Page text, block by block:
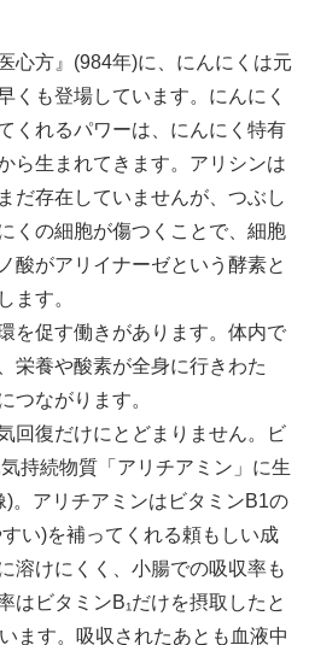
心方』(984年)に、にんにくは元
くも登場しています。にんにく
くれるパワーは、にんにく特有
ら生まれてきます。アリシンは
だ存在していませんが、つぶし
くの細胞が傷つくことで、細胞
酸がアリイナーゼという酵素と
ます。
を促す働きがあります。体内で
栄養や酸素が全身に行きわた
つながります。
回復だけにとどまりません。ビ
持続物質「アリチアミン」に生
)。アリチアミンはビタミンB1の
い)を補ってくれる頼もしい成
溶けにくく、小腸での吸収率も
はビタミンB₁だけを摂取したと
ます。吸収されたあとも血液中